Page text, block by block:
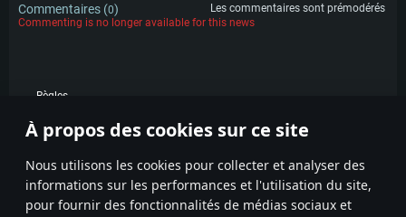
À propos des cookies sur ce site
Nous utilisons les cookies pour collecter et analyser des
informations sur les performances et l'utilisation du site,
pour fournir des fonctionnalités de médias sociaux et
Commentaires (0)
Les commentaires sont prémodérés
Commenting is no longer available for this news
Règles
POPULAIRE